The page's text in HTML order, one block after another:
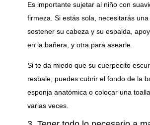
Es importante sujetar al niño con
firmeza. Si estás sola, necesitarás
sostener su cabeza y su espalda,
en la bañera, y otra para asearle.
Si te da miedo que su cuerpecito
resbale, puedes cubrir el fondo de la
esponja anatómica o colocar una
varias veces.